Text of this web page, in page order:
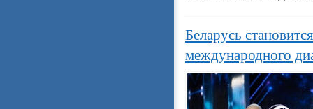
Беларусь
международного